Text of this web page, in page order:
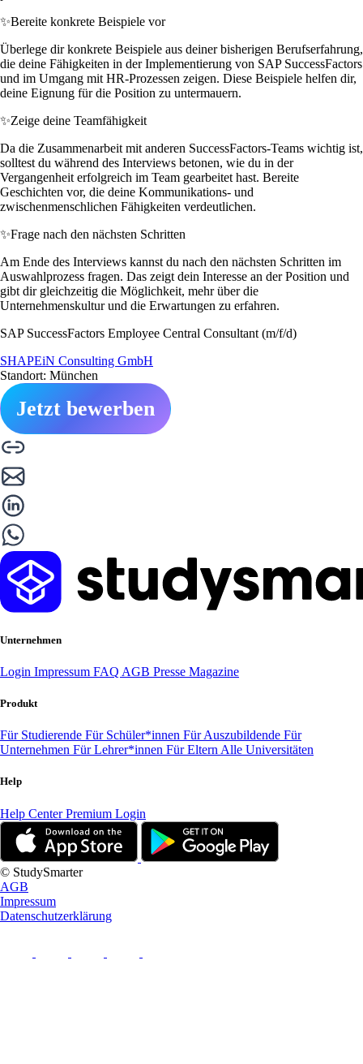
✨Bereite konkrete Beispiele vor
Überlege dir konkrete Beispiele aus deiner bisherigen Berufserfahrung,
die deine Fähigkeiten in der Implementierung von SAP SuccessFactors
und im Umgang mit HR-Prozessen zeigen. Diese Beispiele helfen dir,
deine Eignung für die Position zu untermauern.
✨Zeige deine Teamfähigkeit
Da die Zusammenarbeit mit anderen SuccessFactors-Teams wichtig ist,
solltest du während des Interviews betonen, wie du in der
Vergangenheit erfolgreich im Team gearbeitet hast. Bereite
Geschichten vor, die deine Kommunikations- und
zwischenmenschlichen Fähigkeiten verdeutlichen.
✨Frage nach den nächsten Schritten
Am Ende des Interviews kannst du nach den nächsten Schritten im
Auswahlprozess fragen. Das zeigt dein Interesse an der Position und
gibt dir gleichzeitig die Möglichkeit, mehr über die
Unternehmenskultur und die Erwartungen zu erfahren.
SAP SuccessFactors Employee Central Consultant (m/f/d)
SHAPEiN Consulting GmbH
Standort: München
Jetzt bewerben
Unternehmen
Login Impressum FAQ AGB Presse Magazine
Produkt
Für Studierende Für Schüler*innen Für Auszubildende Für
Unternehmen Für Lehrer*innen Für Eltern Alle Universitäten
Help
Help CenterPremium Login
© StudySmarter
AGB
Impressum
Datenschutzerklärung